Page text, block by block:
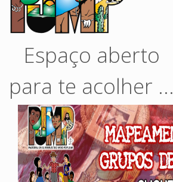
Espaço aberto
para te acolher ...